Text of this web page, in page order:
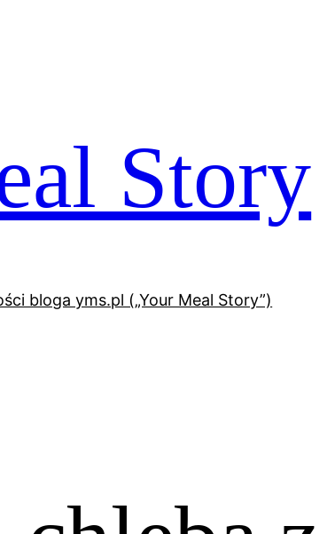
Story
bloga yms.pl („Your Meal Story”)